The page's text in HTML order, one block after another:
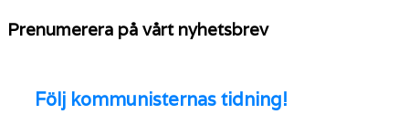
Prenumerera på vårt nyhetsbrev
Följ kommunisternas tidning!